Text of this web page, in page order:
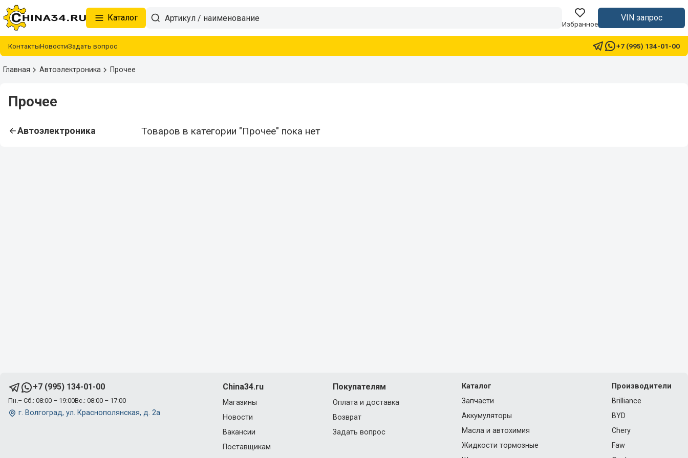
Каталог
Избранное
VIN запрос
КонтактыНовостиЗадать вопрос +7 (995) 134-01-00
Главная Автоэлектроника Прочее
Прочее
Автоэлектроника Товаров в категории "Прочее" пока нет
+7 (995) 134-01-00
Пн.– Сб.: 08:00 – 19:00Вс.: 08:00 – 17:00
г. Волгоград, ул. Краснополянская, д. 2а
China34.ru
Магазины
Новости
Вакансии
Поставщикам
Покупателям
Оплата и доставка
Возврат
Задать вопрос
Каталог
Запчасти
Аккумуляторы
Масла и автохимия
Жидкости тормозные
Производители
Brilliance
BYD
Chery
Faw